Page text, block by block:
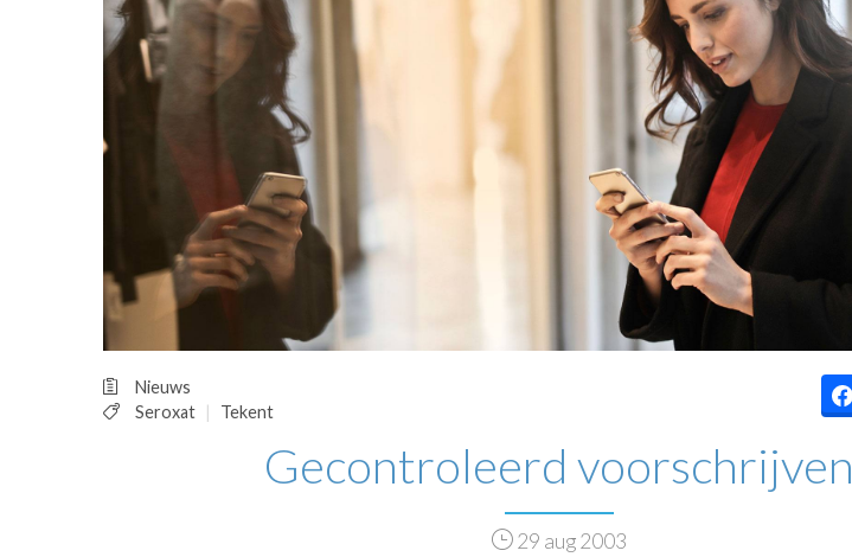
HUISARTSENPOST
PRAKTIJKZAKEN
VPHUISARTSEN
MEDISCHE VAKHANDEL
REGISTRATIE
Nieuws
Seroxat
Tekent
Gecontroleerd voorschrijven
29 aug 2003